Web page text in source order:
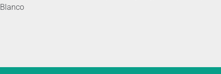
Blanco